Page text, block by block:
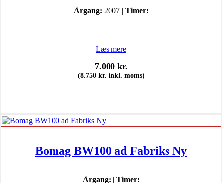
Årgang: 2007 | Timer:
Læs mere
7.000 kr.
(8.750 kr. inkl. moms)
Bomag BW100 ad Fabriks Ny
Årgang: | Timer: